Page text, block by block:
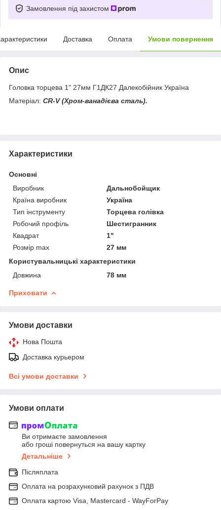
Замовлення під захистом
Доставка Оплата Умови повернення
Опис
Головка торцева 1" 27мм Г1ДК27 Далекобійник Україна
Матеріал: CR-V(Хром-ванадієва сталь).
Характеристики
Основні
Виробник
Дальнобойщик
Країна виробник
Україна
Тип інструменту
Торцева голівка
Робочий профіль
Шестигранник
Квадрат
1"
Розмір max
27 мм
Користувальницькі характеристики
Довжина
78 мм
Приховати
Умови доставки
Нова Пошта
Доставка курьером
Всі умови доставки
Умови оплати
Ви отримаєте замовлення
або гроші повернуться на вашу картку
Детальніше
Післяплата
Оплата на розрахунковий рахунок з ПДВ
Оплата картою Visa, Mastercard - WayForPay